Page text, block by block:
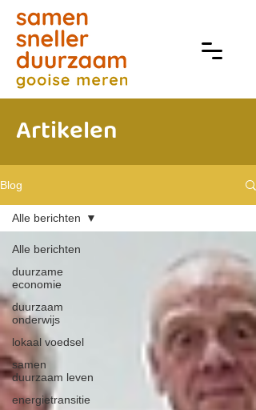
Artikelen
Blog
Alle berichten
duurzame
economie
duurzaam
onderwijs
lokaal voedsel
samen
duurzaam leven
energietransitie
Alle berichten